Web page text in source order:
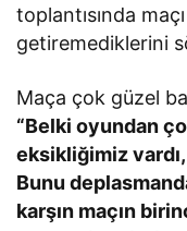
toplantısında
getiremediklerini
Maça çok güzel
“Belki oyundan
eksikliğimiz
Bunu
karşın maçın